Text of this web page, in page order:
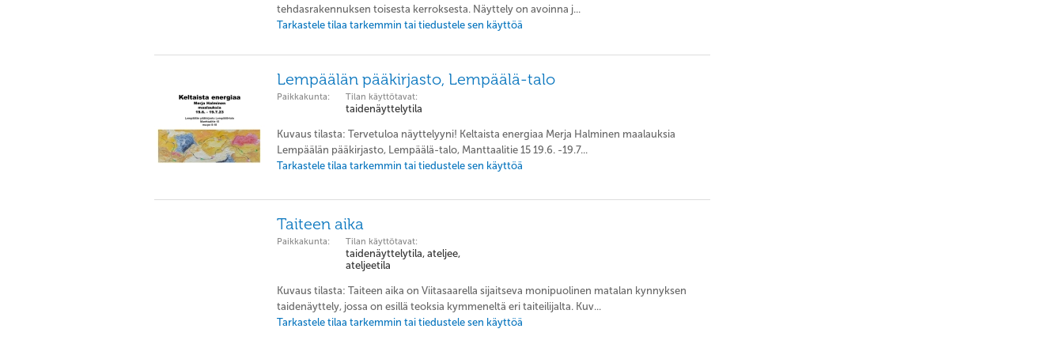
tehdasrakennuksen toisesta kerroksesta. Näyttely on avoinna j...
Tarkastele tilaa tarkemmin tai tiedustele sen käyttöä
Lempäälän pääkirjasto, Lempäälä-talo
Paikkakunta: Tilan käyttötavat:
taidenäyttelytila
Kuvaus tilasta: Tervetuloa näyttelyyni! Keltaista energiaa Merja Halminen maalauksia
Lempäälän pääkirjasto, Lempäälä-talo, Manttaalitie 15 19.6. -19.7...
Tarkastele tilaa tarkemmin tai tiedustele sen käyttöä
Taiteen aika
Paikkakunta: Tilan käyttötavat:
taidenäyttelytila, ateljee,
ateljeetila
Kuvaus tilasta: Taiteen aika on Viitasaarella sijaitseva monipuolinen matalan kynnyksen
taidenäyttely, jossa on esillä teoksia kymmeneltä eri taiteilijalta. Kuv...
Tarkastele tilaa tarkemmin tai tiedustele sen käyttöä